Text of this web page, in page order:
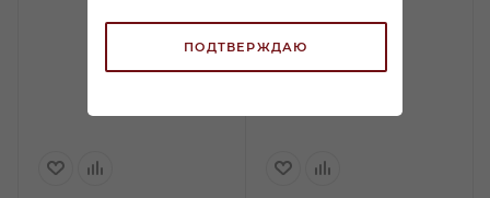
ПОДТВЕРЖДАЮ